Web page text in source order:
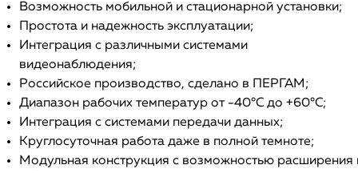
Возможность мобильной и стационарной установки;
Простота и надежность эксплуатации;
Интеграция с различными системами
видеонаблюдения;
Российское производство, сделано в ПЕРГАМ;
Диапазон рабочих температур от -40°С до +60°С;
Интеграция с системами передачи данных;
Круглосуточная работа даже в полной темноте;
Модульная конструкция с возможностью расширения